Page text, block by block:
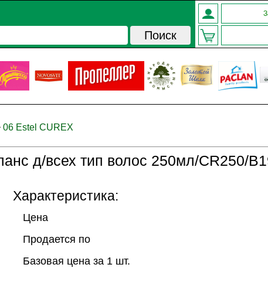
06 Estel CUREX
д/всех тип волос 250мл/CR250/
Характеристика:
Цена
Продается по
Базовая цена за 1 шт.